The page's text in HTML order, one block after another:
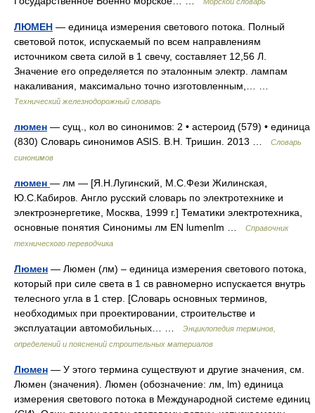
ЛЮМЕН — единица измерения светового потока. Полный
световой поток, испускаемый по всем направлениям
источником света силой в 1 свечу, составляет 12,56 Л.
Значение его определяется по эталонным электр. лампам
накаливания, максимально точно изготовленным,… …
Технический железнодорожный словарь
люмен — сущ., кол во синонимов: 2 • астероид (579) • единица
(830) Словарь синонимов ASIS. В.Н. Тришин. 2013 …
Словарь
синонимов
люмен — лм — [Я.Н.Лугинский, М.С.Фези Жилинская,
Ю.С.Кабиров. Англо русский словарь по электротехнике и
электроэнергетике, Москва, 1999 г.] Тематики электротехника,
основные понятия Синонимы лм EN lumenlm …
Справочник
технического переводчика
Люмен — Люмен (лм) – единица измерения светового потока,
который при силе света в 1 св равномерно испускается внутрь
телесного угла в 1 стер. [Словарь основных терминов,
необходимых при проектировании, строительстве и
эксплуатации автомобильных… …
Энциклопедия терминов,
определений и пояснений строительных материалов
Люмен — У этого термина существуют и другие значения, см.
Люмен (значения). Люмен (обозначение: лм, lm) единица
измерения светового потока в Международной системе единиц